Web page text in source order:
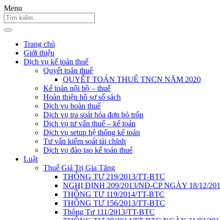
Menu
Trang chủ
Giới thiệu
Dịch vụ kế toán thuế
Quyết toán thuế
QUYẾT TOÁN THUẾ TNCN NĂM 2020
Kế toán nội bộ – thuế
Hoàn thiện hồ sơ sổ sách
Dịch vụ hoàn thuế
Dịch vụ tra soát hóa đơn bỏ trốn
Dịch vụ tư vấn thuế – kế toán
Dịch vụ setup hệ thống kế toán
Tư vấn kiểm soát tài chính
Dịch vụ đào tạo kế toán thuế
Luật
Thuế Giá Trị Gia Tăng
THÔNG TƯ 219/2013/TT-BTC
NGHỊ ĐỊNH 209/2013/NĐ-CP NGÀY 18/12/
THÔNG TƯ 119/2014/TT-BTC
THÔNG TƯ 156/2013/TT-BTC
Thông Tư 111/2013/TT-BTC